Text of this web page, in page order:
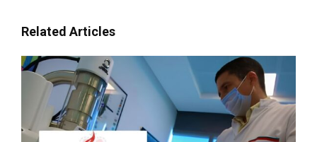
Related Articles